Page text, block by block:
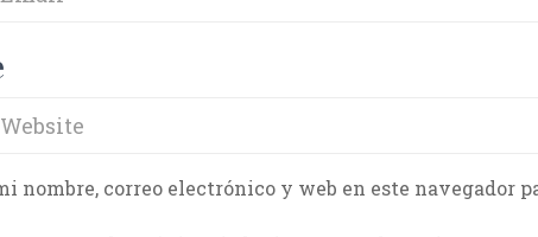
nombre, correo electrónico y web en este navegador